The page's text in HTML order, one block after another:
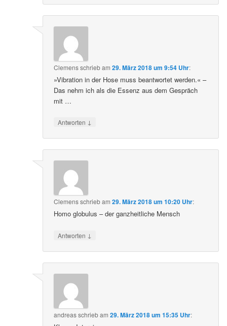
Clemensschriebam29. März 2018 um 9:54 Uhr:
»Vibration in der Hose muss beantwortet werden.« –
Das nehm ich als die Essenz aus dem Gespräch
mit …
Antworten ↓
Clemensschriebam29. März 2018 um 10:20 Uhr:
Homo globulus – der ganzheitliche Mensch
Antworten ↓
andreasschriebam29. März 2018 um 15:35 Uhr: